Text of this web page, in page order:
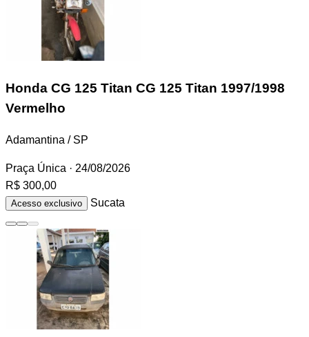
Honda CG 125 Titan CG 125 Titan 1997/1998
Vermelho
Adamantina / SP
Praça Única · 24/08/2026
R$ 300,00
Acesso exclusivo Sucata